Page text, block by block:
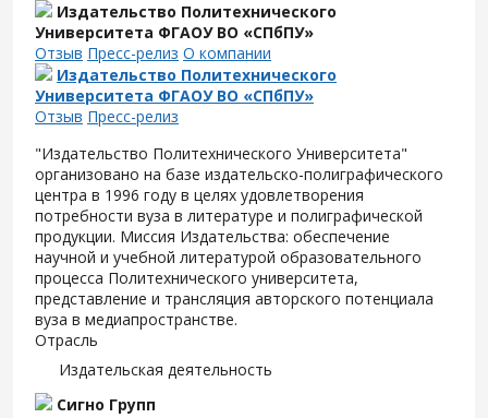
Издательство Политехнического
Университета ФГАОУ ВО «СПбПУ»
Отзыв Пресс-релиз О компании
Издательство Политехнического
Университета ФГАОУ ВО «СПбПУ»
Отзыв Пресс-релиз
"Издательство Политехнического Университета"
организовано на базе издательско-полиграфического
центра в 1996 году в целях удовлетворения
потребности вуза в литературе и полиграфической
продукции. Миссия Издательства: обеспечение
научной и учебной литературой образовательного
процесса Политехнического университета,
представление и трансляция авторского потенциала
вуза в медиапространстве.
Отрасль
Издательская деятельность
Сигно Групп